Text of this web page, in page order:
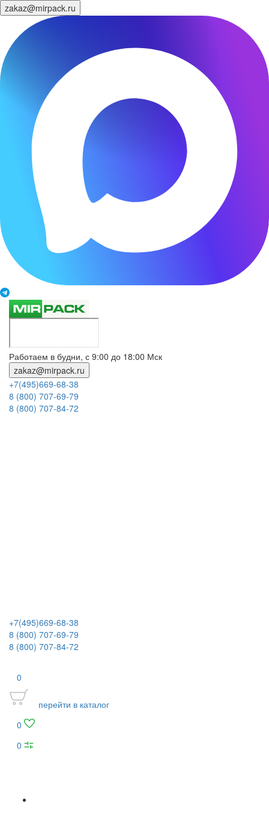
zakaz@mirpack.ru
Работаем в будни, с 9:00 до 18:00 Мск
zakaz@mirpack.ru
+7(495)669-68-38
8 (800) 707-69-79
8 (800) 707-84-72
+7(495)669-68-38
8 (800) 707-69-79
8 (800) 707-84-72
0
перейти в каталог
0
0